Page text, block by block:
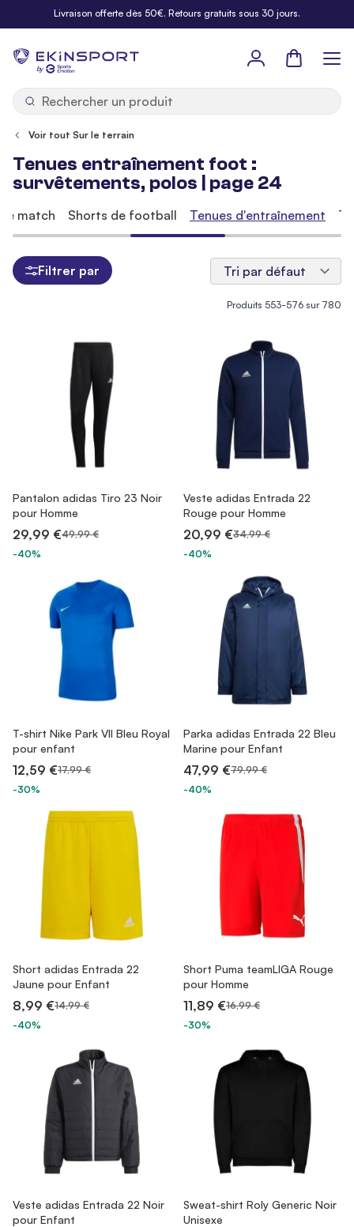
Allez au contenuLivraison offerte dès 50€. Retours gratuits sous 30 jours.
by
Panier
Voir tout Sur le terrain
Tenues entraînement foot :
survêtements, polos | page 24
Produits 553-576 sur 780
Pantalon adidas Tiro 23 Noir
pour Homme
29,99 €49,99 €
-40%
Veste adidas Entrada 22
Rouge pour Homme
20,99 €34,99 €
-40%
T-shirt Nike Park VII Bleu Royal
pour enfant
12,59 €17,99 €
-30%
Parka adidas Entrada 22 Bleu
Marine pour Enfant
47,99 €79,99 €
-40%
Short adidas Entrada 22
Jaune pour Enfant
8,99 €14,99 €
-40%
Short Puma teamLIGA Rouge
pour Homme
11,89 €16,99 €
-30%
Veste adidas Entrada 22 Noir
pour Enfant
Sweat-shirt Roly Generic Noir
Unisexe
match Shorts de football Tenues d'entraînement
Filtrer par